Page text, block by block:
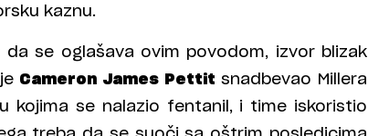
kaznu.
se oglašava ovim povodom, izvor blizak
Cameron James Pettit snadbevao Millera
kojima se nalazio fentanil, i time iskoristio